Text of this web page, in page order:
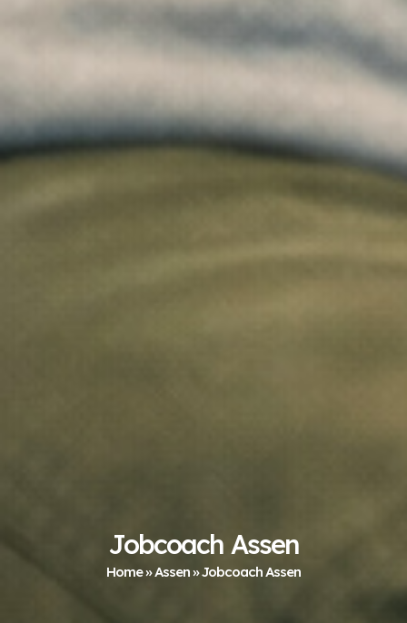
Jobcoach Assen
Home»Assen»Jobcoach Assen